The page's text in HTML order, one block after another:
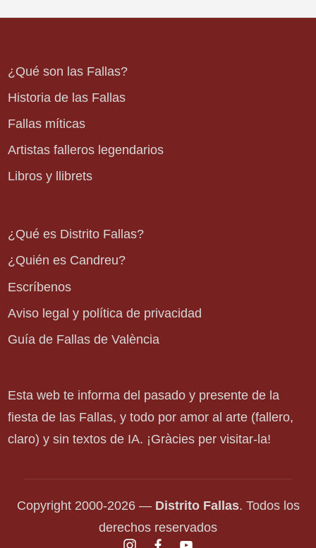
¿Qué son las Fallas?
Historia de las Fallas
Fallas míticas
Artistas falleros legendarios
Libros y llibrets
¿Qué es Distrito Fallas?
¿Quién es Candreu?
Escríbenos
Aviso legal y política de privacidad
Guía de Fallas de València
Esta web te informa del pasado y presente de la
fiesta de las Fallas, y todo por amor al arte (fallero,
claro) y sin textos de IA. ¡Gràcies per visitar-la!
Copyright 2000-2026 — Distrito Fallas. Todos los
derechos reservados